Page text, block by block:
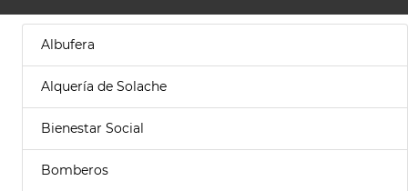
Albufera
Alquería de Solache
Bienestar Social
Bomberos